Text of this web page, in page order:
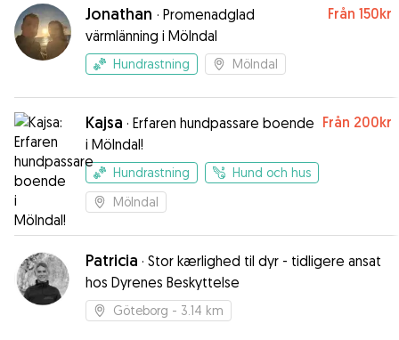
Jonathan · Promenadglad
värmlänning i Mölndal
Från 150kr
Hundrastning Mölndal
Kajsa · Erfaren hundpassare boende
i Mölndal!
Från 200kr
Hundrastning
Hund och hus
Mölndal
Patricia · Stor kærlighed til dyr - tidligere ansat
hos Dyrenes Beskyttelse
Göteborg - 3.14 km